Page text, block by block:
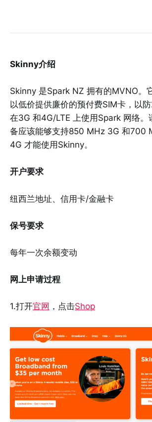
Skinny介绍
Skinny 是Spark NZ 拥有的MVNO。
以低价提供廉价的预付费SIM卡，以
在3G 和4G/LTE 上使用Spark 网络。
备应该能够支持850 MHz 3G 和700
4G 才能使用Skinny。
开户要求
纽西兰地址、信用卡/金融卡
保号要求
每年一次余额变动
网上申请过程
1.打开官网 ，点击Shop